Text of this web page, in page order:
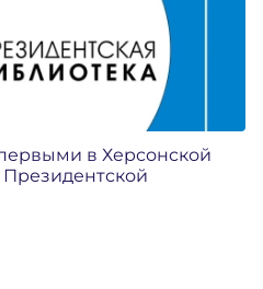
в Херсонской